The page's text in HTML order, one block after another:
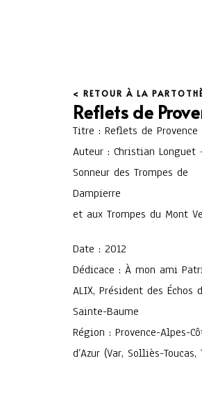
< RETOUR À LA
Reflets de
Titre : Reflets de Provence
Auteur : Christian Longuet
Sonneur des Trompes de
Dampierre
et aux Trompes du Mont
Date : 2012
Dédicace : À mon ami
ALIX, Président des Échos
Sainte-Baume
Région : Provence-Alpes-
d’Azur (Var, Solliès-Toucas,